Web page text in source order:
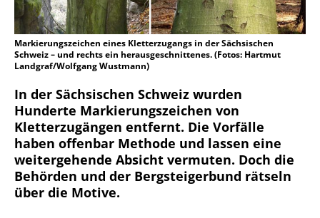
Markierungszeichen eines Kletterzugangs in der Sächsischen
Schweiz – und rechts ein herausgeschnittenes. (Fotos: Hartmut
Landgraf/Wolfgang Wustmann)
In der Sächsischen Schweiz wurden
Hunderte Markierungszeichen von
Kletterzugängen entfernt. Die Vorfälle
haben offenbar Methode und lassen eine
weitergehende Absicht vermuten. Doch die
Behörden und der Bergsteigerbund rätseln
über die Motive.